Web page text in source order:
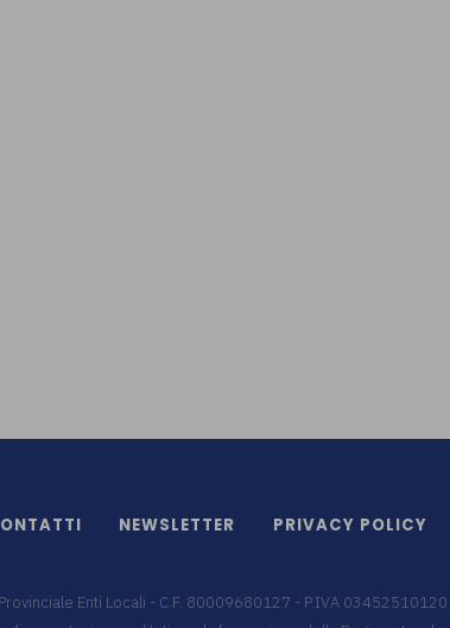
NEWSLETTER PRIVACY POLICY
Enti Locali - C.F. 80009680127 - P.IVA